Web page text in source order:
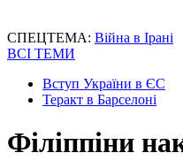
СПЕЦТЕМА: Війна в Ірані
ВСІ ТЕМИ
Вступ України в ЄС
Теракт в Барселоні
Філіппіни